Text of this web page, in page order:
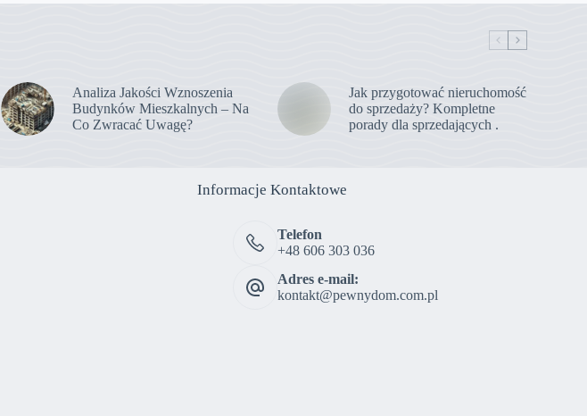
Analiza Jakości Wznoszenia
Budynków Mieszkalnych – Na
Co Zwracać Uwagę?
Jak przygotować nieruchomość
do sprzedaży? Kompletne
porady dla sprzedających .
Informacje Kontaktowe
Telefon
+48 606 303 036
Adres e-mail:
kontakt@pewnydom.com.pl